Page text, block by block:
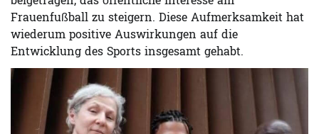
Frauenfußball zu steigern. Diese Aufmerksamkeit hat
wiederum positive Auswirkungen auf die
Entwicklung des Sports insgesamt gehabt.